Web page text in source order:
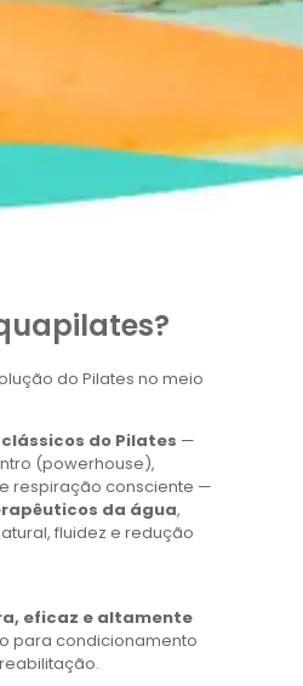
do Pilates no meio
do Pilates —
(powerhouse),
respiração consciente —
da água,
fluidez e redução
eficaz e altamente
para condicionamento